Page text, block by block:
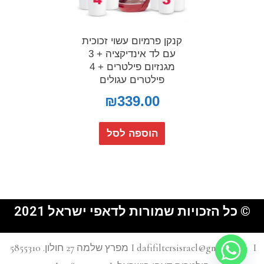
קנקן פרמיום עשוי זכוכית
עם לד אינדיקציה + 3
מגנזיום פילטרים + 4
פילטרים עגולים
₪339.00
הוספה לסל
© כל הזכויות שמורות לדאפי ישראל 2021